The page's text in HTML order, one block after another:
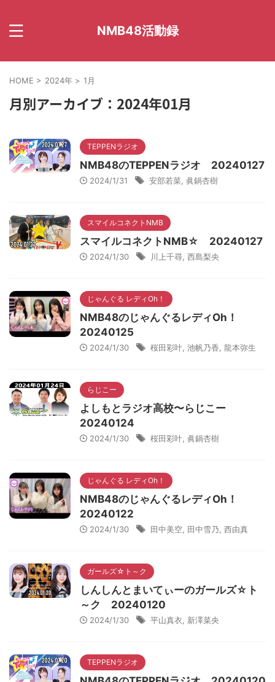
NMB48活動録
HOME > 2024年 > 1月
月別アーカイブ：2024年01月
TEPPENラジオ
NMB48のTEPPENラジオ 20240127
2024/1/31 安部若菜 眞鍋杏樹
スマイルコネクトNMB
スマイルコネクトNMB☆ 20240127
2024/1/30 川上千尋 西島梨央
じゃんぐる レディOh！
NMB48のじゃんぐるレディOh！
20240125
2024/1/30 桜田彩叶 池帆乃香 龍本弥生
らじこー
よしもとラジオ高校〜らじこー
20240124
2024/1/30 桜田彩叶 眞鍋杏樹
じゃんぐる レディOh！
NMB48のじゃんぐるレディOh！
20240122
2024/1/30 田中美空 田中雪乃 西由真
ガールズ☆ト～ク
しんしんとまいてぃーのガールズ☆ト
～ク 20240120
2024/1/30 平山真衣 新澤菜央
TEPPENラジオ